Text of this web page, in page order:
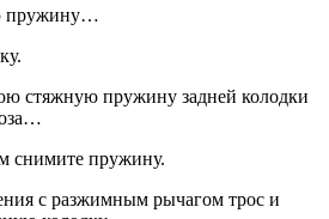
пружину…
стяжную пружину задней колодки
снимите пружину.
с разжимным рычагом трос и